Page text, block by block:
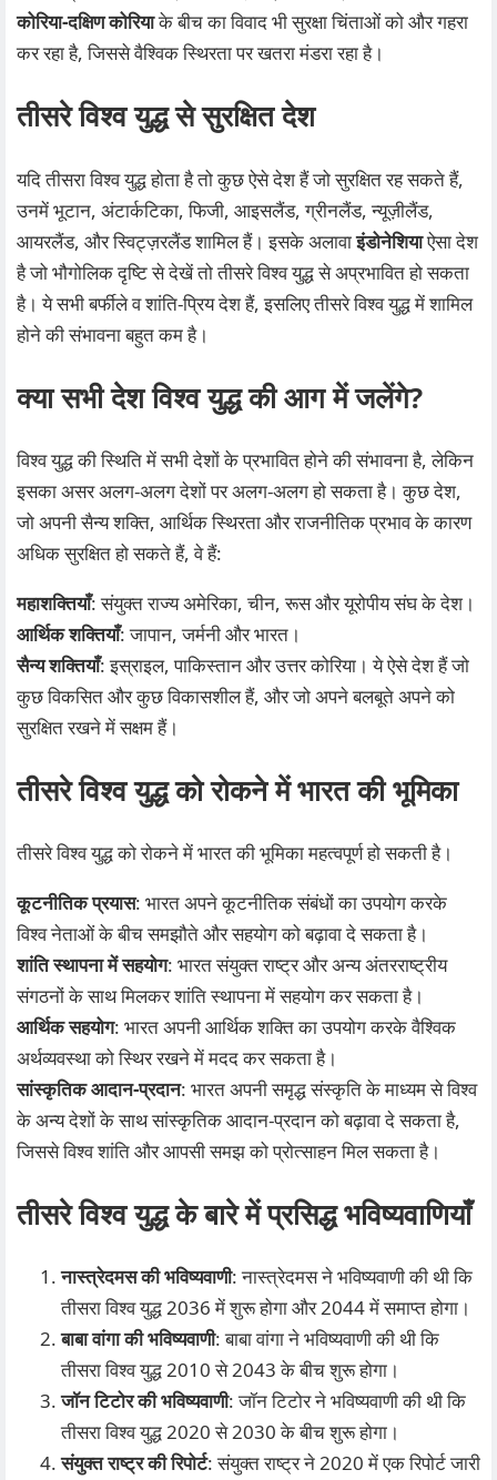
कोरिया-दक्षिण कोरियाके बीच का विवाद भी सुरक्षा चिंताओं को और गहरा
कर रहा है, जिससे वैश्विक स्थिरता पर खतरा मंडरा रहा है।
तीसरे विश्व युद्ध से सुरक्षित देश
यदि तीसरा विश्व युद्ध होता है तो कुछ ऐसे देश हैं जो सुरक्षित रह सकते हैं,
उनमें भूटान, अंटार्कटिका, फिजी, आइसलैंड, ग्रीनलैंड, न्यूज़ीलैंड,
आयरलैंड, और स्विट्ज़रलैंड शामिल हैं। इसके अलावाइंडोनेशियाऐसा देश
है जो भौगोलिक दृष्टि से देखें तो तीसरे विश्व युद्ध से अप्रभावित हो सकता
है। ये सभी बर्फीले व शांति-प्रिय देश हैं, इसलिए तीसरे विश्व युद्ध में शामिल
होने की संभावना बहुत कम है।
क्या सभी देश विश्व युद्ध की आग में जलेंगे?
विश्व युद्ध की स्थिति में सभी देशों के प्रभावित होने की संभावना है, लेकिन
इसका असर अलग-अलग देशों पर अलग-अलग हो सकता है। कुछ देश,
जो अपनी सैन्य शक्ति, आर्थिक स्थिरता और राजनीतिक प्रभाव के कारण
अधिक सुरक्षित हो सकते हैं, वे हैं:
महाशक्तियाँ: संयुक्त राज्य अमेरिका, चीन, रूस और यूरोपीय संघ के देश।
आर्थिक शक्तियाँ: जापान, जर्मनी और भारत।
सैन्य शक्तियाँ: इस्राइल, पाकिस्तान और उत्तर कोरिया। ये ऐसे देश हैं जो
कुछ विकसित और कुछ विकासशील हैं, और जो अपने बलबूते अपने को
सुरक्षित रखने में सक्षम हैं।
तीसरे विश्व युद्ध को रोकने में भारत की भूमिका
तीसरे विश्व युद्ध को रोकने में भारत की भूमिका महत्वपूर्ण हो सकती है।
कूटनीतिक प्रयास: भारत अपने कूटनीतिक संबंधों का उपयोग करके
विश्व नेताओं के बीच समझौते और सहयोग को बढ़ावा दे सकता है।
शांति स्थापना में सहयोग: भारत संयुक्त राष्ट्र और अन्य अंतरराष्ट्रीय
संगठनों के साथ मिलकर शांति स्थापना में सहयोग कर सकता है।
आर्थिक सहयोग: भारत अपनी आर्थिक शक्ति का उपयोग करके वैश्विक
अर्थव्यवस्था को स्थिर रखने में मदद कर सकता है।
सांस्कृतिक आदान-प्रदान: भारत अपनी समृद्ध संस्कृति के माध्यम से विश्व
के अन्य देशों के साथ सांस्कृतिक आदान-प्रदान को बढ़ावा दे सकता है,
जिससे विश्व शांति और आपसी समझ को प्रोत्साहन मिल सकता है।
तीसरे विश्व युद्ध के बारे में प्रसिद्ध भविष्यवाणियाँ
नास्त्रेदमस की भविष्यवाणी: नास्त्रेदमस ने भविष्यवाणी की थी कि
तीसरा विश्व युद्ध 2036 में शुरू होगा और 2044 में समाप्त होगा।
बाबा वांगा की भविष्यवाणी: बाबा वांगा ने भविष्यवाणी की थी कि
तीसरा विश्व युद्ध 2010 से 2043 के बीच शुरू होगा।
जॉन टिटोर की भविष्यवाणी: जॉन टिटोर ने भविष्यवाणी की थी कि
तीसरा विश्व युद्ध 2020 से 2030 के बीच शुरू होगा।
संयुक्त राष्ट्र की रिपोर्ट: संयुक्त राष्ट्र ने 2020 में एक रिपोर्ट जारी